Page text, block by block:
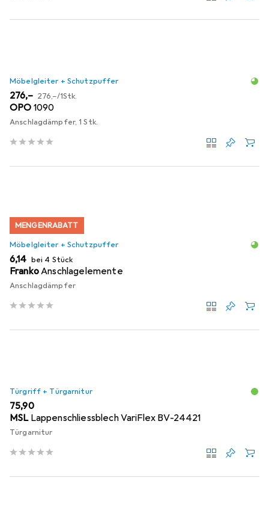
Möbelgleiter + Schutzpuffer
EUR
276,– EUR
276,–/1Stk.
OPO 1090
Anschlagdämpfer, 1 Stk.
MENGENRABATT
Möbelgleiter + Schutzpuffer
EUR
6,14 bei 4 Stück
FrankoAnschlagelemente
Anschlagdämpfer
Türgriff + Türgarnitur
EUR
75,90
MSL Lappenschliessblech VariFlex BV-24421
Türgarnitur